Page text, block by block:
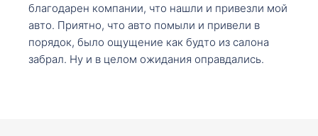
благодарен компании, что нашли и привезли мой
авто. Приятно, что авто помыли и привели в
порядок, было ощущение как будто из салона
забрал. Ну и в целом ожидания оправдались.